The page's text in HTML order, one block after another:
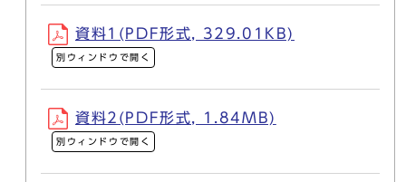
資料1(PDF形式, 329.01KB)
別ウィンドウで開く
資料2(PDF形式, 1.84MB)
別ウィンドウで開く